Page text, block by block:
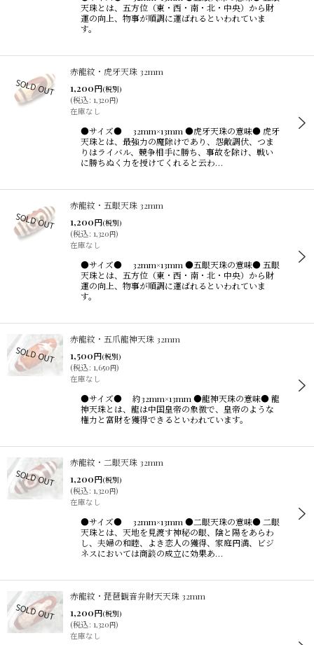
天珠とは、五方位（東・西・南・北・中央）から財
運の向上、物事が順調に運ばれるといわれていま
す。
赤龍紋・虎牙天珠 32mm
1,200円(税別)
(税込: 1,320円)
在庫なし
●サイズ● 32mm×13mm ●虎牙天珠の意味● 虎牙
天珠とは、最強力の魔除けであり、怨敵調伏、つま
りはライバル、競争相手に勝ち、事故を除け、戦い
に勝ちぬく力を授けてくれると云わ…
赤龍紋・五眼天珠 32mm
1,200円(税別)
(税込: 1,320円)
在庫なし
●サイズ● 32mm×13mm ●五眼天珠の意味● 五眼
天珠とは、五方位（東・西・南・北・中央）から財
運の向上、物事が順調に運ばれるといわれていま
す。
赤龍紋・五爪龍神天珠 32mm
1,500円(税別)
(税込: 1,650円)
在庫なし
●サイズ● 約32mm×13mm ●龍神天珠の意味● 龍
神天珠とは、龍は中国皇帝の象徴で、皇帝のような
権力と富財を獲得できるといわれています。
赤龍紋・二眼天珠 32mm
1,200円(税別)
(税込: 1,320円)
在庫なし
●サイズ● 32mm×13mm ●二眼天珠の意味● 二眼
天珠とは、天地を見渡す神秘の眼、陰と陽をあらわ
し、夫婦の和睦、よき恋人の獲得、家庭円満、ビジ
ネスにおいては商談の成立に効果あ…
赤龍紋・琵琶観音弁財天天珠 32mm
1,200円(税別)
(税込: 1,320円)
在庫なし